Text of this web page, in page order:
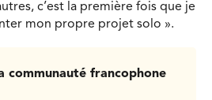
c’est la première fois que je
mon propre projet solo ».
communauté francophone